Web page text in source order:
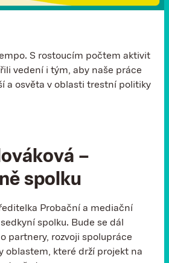
S rostoucím počtem aktivit
vedení i tým, aby naše práce
a osvěta v oblasti trestní politiky
–
spolku
Probační a mediační
spolku. Bude se dál
partnery, rozvoji spolupráce
oblastem, které drží projekt na